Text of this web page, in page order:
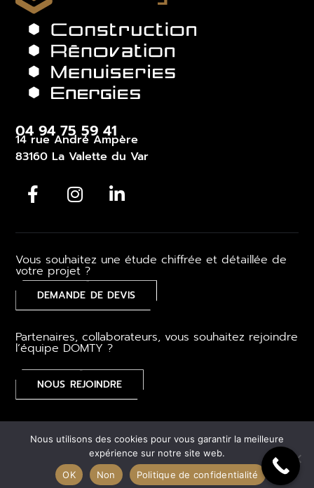
04 94 75 59 41
14 rue André Ampère
83160 La Valette du Var
Vous souhaitez une étude chiffrée et détaillée de
votre projet ?
DEMANDE DE DEVIS
Mentions légales–CGV–Gestion des cookies– Plan du
Partenaires, collaborateurs, vous souhaitez rejoindre
l’équipe DOMTY ?
NOUS REJOINDRE
Nous utilisons des cookies pour vous garantir la meilleure
expérience sur notre site web.
OK
Non Politique de confidentialité